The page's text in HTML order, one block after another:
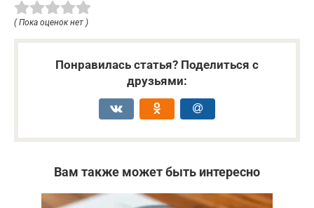
( Пока оценок нет )
Понравилась статья? Поделиться с
друзьями:
Вам также может быть интересно